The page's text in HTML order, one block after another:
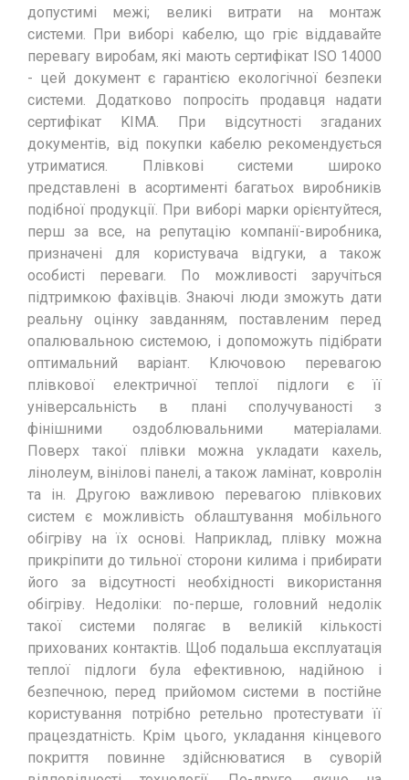
допустимі межі; великі витрати на монтаж
системи. При виборі кабелю, що гріє віддавайте
перевагу виробам, які мають сертифікат ISO 14000
- цей документ є гарантією екологічної безпеки
системи. Додатково попросіть продавця надати
сертифікат KIMA. При відсутності згаданих
документів, від покупки кабелю рекомендується
утриматися. Плівкові системи широко
представлені в асортименті багатьох виробників
подібної продукції. При виборі марки орієнтуйтеся,
перш за все, на репутацію компанії-виробника,
призначені для користувача відгуки, а також
особисті переваги. По можливості заручіться
підтримкою фахівців. Знаючі люди зможуть дати
реальну оцінку завданням, поставленим перед
опалювальною системою, і допоможуть підібрати
оптимальний варіант. Ключовою перевагою
плівкової електричної теплої підлоги є її
універсальність в плані сполучуваності з
фінішними оздоблювальними матеріалами.
Поверх такої плівки можна укладати кахель,
лінолеум, вінілові панелі, а також ламінат, ковролін
та ін. Другою важливою перевагою плівкових
систем є можливість облаштування мобільного
обігріву на їх основі. Наприклад, плівку можна
прикріпити до тильної сторони килима і прибирати
його за відсутності необхідності використання
обігріву. Недоліки: по-перше, головний недолік
такої системи полягає в великій кількості
прихованих контактів. Щоб подальша експлуатація
теплої підлоги була ефективною, надійною і
безпечною, перед прийомом системи в постійне
користування потрібно ретельно протестувати її
працездатність. Крім цього, укладання кінцевого
покриття повинне здійснюватися в суворій